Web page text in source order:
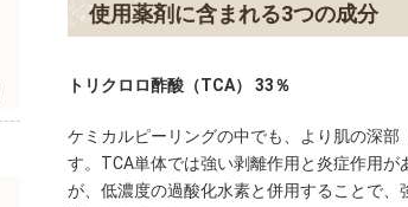
使用薬剤に含まれる3つの成分
トリクロロ酢酸（TCA） 33％
ケミカルピーリングの中でも、より肌の深
す。TCA単体では強い剥離作用と炎症作用
が、低濃度の過酸化水素と併用することで